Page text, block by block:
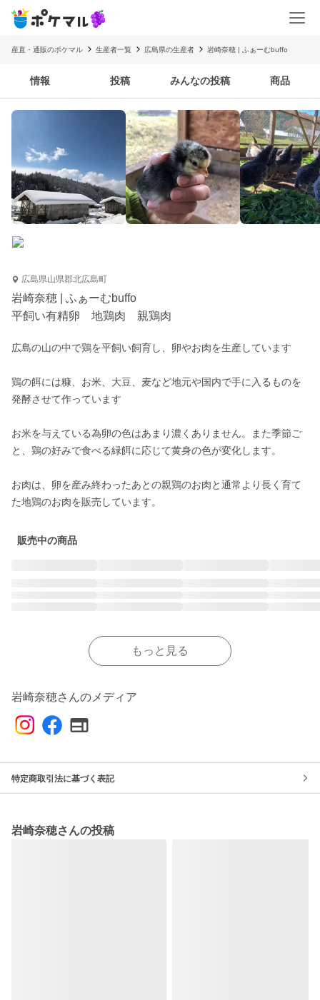
産直・通販のポケマル 生産者一覧 広島県の生産者 岩崎奈穂 | ふぁーむbuffo
情報 投稿 みんなの投稿 商品
広島県山県郡北広島町
岩崎奈穂 | ふぁーむbuffo
平飼い有精卵 地鶏肉 親鶏肉
広島の山の中で鶏を平飼い飼育し、卵やお肉を生産しています
鶏の餌には糠、お米、大豆、麦など地元や国内で手に入るものを
発酵させて作っています
お米を与えている為卵の色はあまり濃くありません。また季節ご
と、鶏の好みで食べる緑餌に応じて黄身の色が変化します。
お肉は、卵を産み終わったあとの親鶏のお肉と通常より長く育て
た地鶏のお肉を販売しています。
販売中の商品
もっと見る
岩崎奈穂さんのメディア
特定商取引法に基づく表記
岩崎奈穂さんの投稿